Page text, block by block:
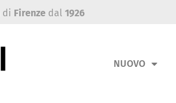
di Firenze dal 1926
NUOVO